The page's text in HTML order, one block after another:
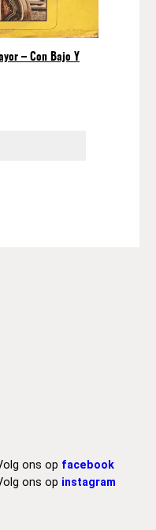
– Con Bajo Y
ons op facebook
ons op instagram